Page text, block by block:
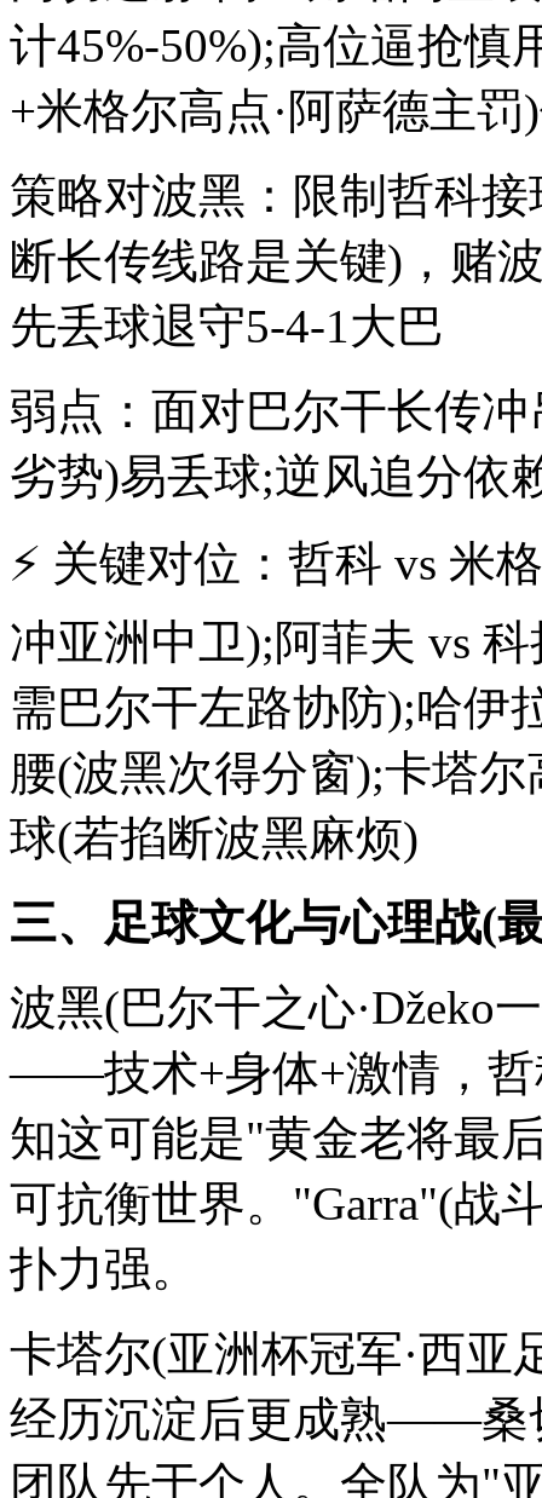
计45%-50%);高位逼抢慎
+米格尔高点·阿萨德主罚
策略对波黑：限制哲科
断长传线路是关键)，赌
先丢球退守5-4-1大巴
弱点：面对巴尔干长传
劣势)易丢球;逆风追分依
⚡ 关键对位：哲科 vs 米
冲亚洲中卫);阿菲夫 vs
需巴尔干左路协防);哈伊
腰(波黑次得分窗);卡塔
球(若掐断波黑麻烦)
三、足球文化与心理战(
波黑(巴尔干之心·Džeko
——技术+身体+激情，哲
知这可能是"黄金老将最
可抗衡世界。"Garra"(战
扑力强。
卡塔尔(亚洲杯冠军·西亚
经历沉淀后更成熟——桑
团队先于个人。全队为"